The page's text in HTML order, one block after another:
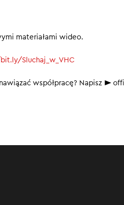
materiałami wideo.
Sluchaj_w_VHC
współpracę? Napisz ►